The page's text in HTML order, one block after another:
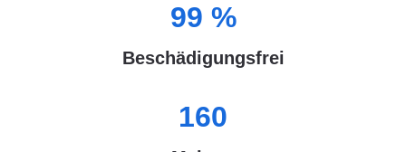
99 %
Beschädigungsfrei
160